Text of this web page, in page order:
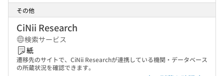
その他
CiNii Research
検索サービス
紙
遷移先のサイトで、CiNii Researchが連携している機関・データベース
の所蔵状況を確認できます。